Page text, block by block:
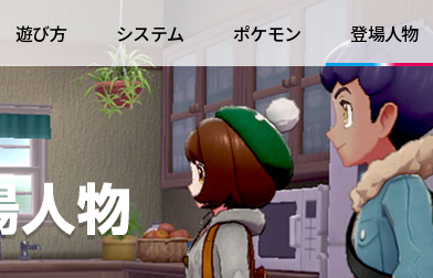
遊び方 システム ポケモン 登場人物